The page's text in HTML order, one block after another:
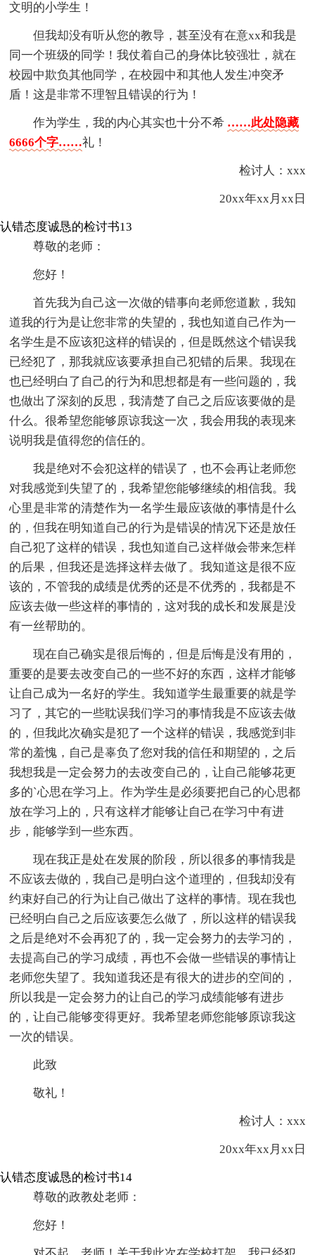
文明的小学生！
但我却没有听从您的教导，甚至没有在意xx和我是
同一个班级的同学！我仗着自己的身体比较强壮，就在
校园中欺负其他同学，在校园中和其他人发生冲突矛
盾！这是非常不理智且错误的行为！
作为学生，我的内心其实也十分不希 ……此处隐藏
6666个字……礼！
检讨人：xxx
20xx年xx月xx日
认错态度诚恳的检讨书13
尊敬的老师：
您好！
首先我为自己这一次做的错事向老师您道歉，我知
道我的行为是让您非常的失望的，我也知道自己作为一
名学生是不应该犯这样的错误的，但是既然这个错误我
已经犯了，那我就应该要承担自己犯错的后果。我现在
也已经明白了自己的行为和思想都是有一些问题的，我
也做出了深刻的反思，我清楚了自己之后应该要做的是
什么。很希望您能够原谅我这一次，我会用我的表现来
说明我是值得您的信任的。
我是绝对不会犯这样的错误了，也不会再让老师您
对我感觉到失望了的，我希望您能够继续的相信我。我
心里是非常的清楚作为一名学生最应该做的事情是什么
的，但我在明知道自己的行为是错误的情况下还是放任
自己犯了这样的错误，我也知道自己这样做会带来怎样
的后果，但我还是选择这样去做了。我知道这是很不应
该的，不管我的成绩是优秀的还是不优秀的，我都是不
应该去做一些这样的事情的，这对我的成长和发展是没
有一丝帮助的。
现在自己确实是很后悔的，但是后悔是没有用的，
重要的是要去改变自己的一些不好的东西，这样才能够
让自己成为一名好的学生。我知道学生最重要的就是学
习了，其它的一些耽误我们学习的事情我是不应该去做
的，但我此次确实是犯了一个这样的错误，我感觉到非
常的羞愧，自己是辜负了您对我的信任和期望的，之后
我想我是一定会努力的去改变自己的，让自己能够花更
多的`心思在学习上。作为学生是必须要把自己的心思都
放在学习上的，只有这样才能够让自己在学习中有进
步，能够学到一些东西。
现在我正是处在发展的阶段，所以很多的事情我是
不应该去做的，我自己是明白这个道理的，但我却没有
约束好自己的行为让自己做出了这样的事情。现在我也
已经明白自己之后应该要怎么做了，所以这样的错误我
之后是绝对不会再犯了的，我一定会努力的去学习的，
去提高自己的学习成绩，再也不会做一些错误的事情让
老师您失望了。我知道我还是有很大的进步的空间的，
所以我是一定会努力的让自己的学习成绩能够有进步
的，让自己能够变得更好。我希望老师您能够原谅我这
一次的错误。
此致
敬礼！
检讨人：xxx
20xx年xx月xx日
认错态度诚恳的检讨书14
尊敬的政教处老师：
您好！